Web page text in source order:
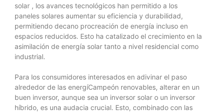
solar , los avances tecnológicos han permitido a los
paneles solares aumentar su eficiencia y durabilidad,
permitiendo decano procreación de energía incluso en
espacios reducidos. Esto ha catalizado el crecimiento en la
asimilación de energía solar tanto a nivel residencial como
industrial.
Para los consumidores interesados en adivinar el paso
alrededor de las energíCampeón renovables, alterar en un
buen inversor, aunque sea un inversor solar o un inversor
híbrido, es una audacia crucial. Esto, combinado con las